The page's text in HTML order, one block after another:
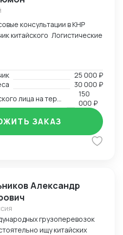
консультации в КНР
китайского Логистические
25 000 ₽
30 000 ₽
150
000 ₽
ЗАКАЗ
Александр
грузоперевозок
ищу китайских